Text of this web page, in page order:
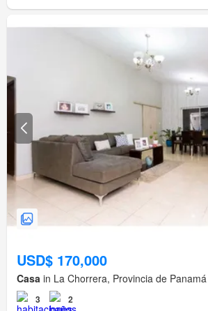
USD$ 170,000
Casa in La Chorrera, Provincia de
3 2